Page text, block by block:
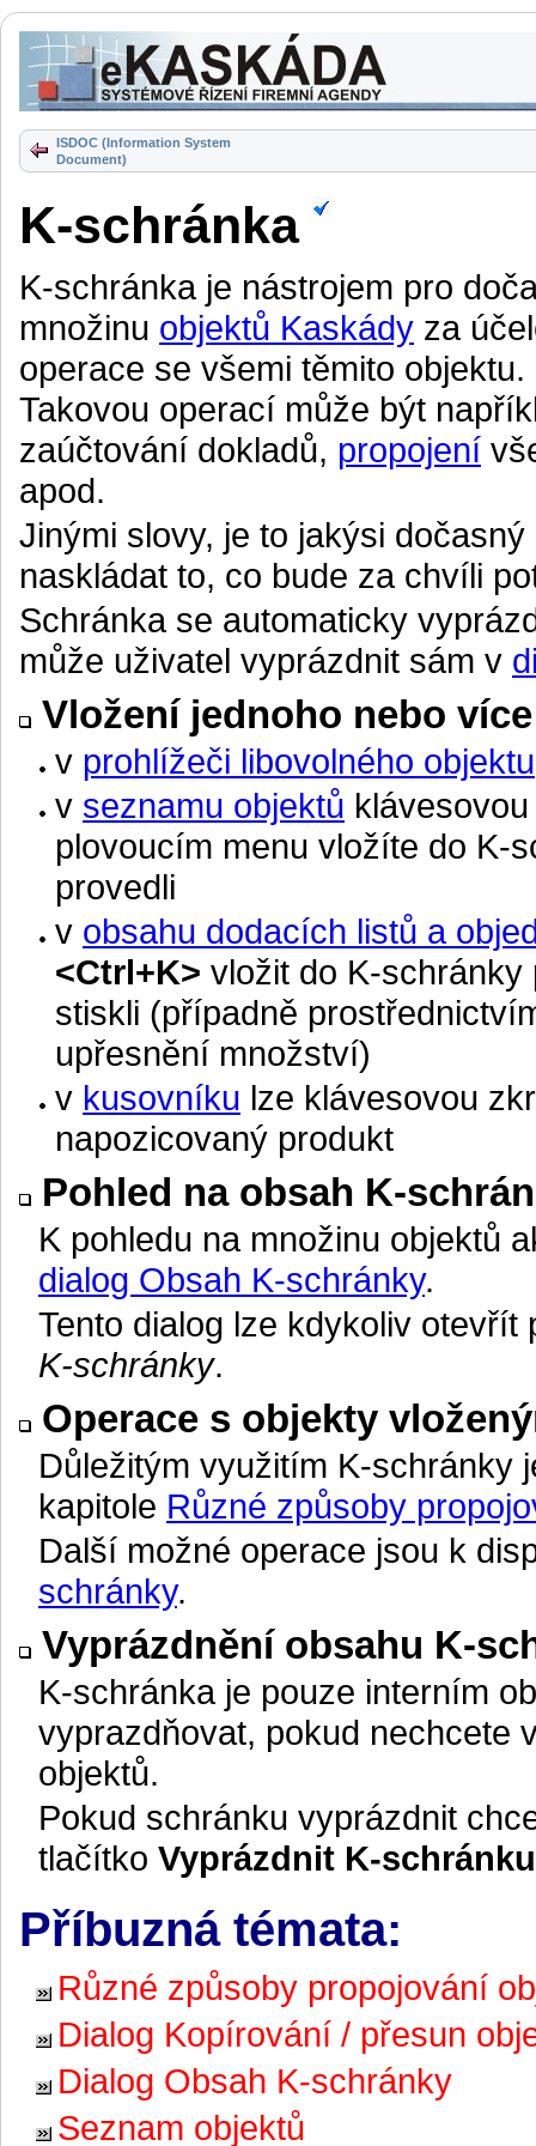
ISDOC (Information System
Document)
K-schránka
K-schránka je nástrojem pro
množinu objektů Kaskády za
operace se všemi těmito objektu.
Takovou operací může být
zaúčtování dokladů, propojení
apod.
Jinými slovy, je to jakýsi
naskládat to, co bude za chvíli
Schránka se automaticky
může uživatel vyprázdnit sám v
Vložení jednoho nebo
v prohlížeči libovolného objektu
v seznamu objektů
plovoucím menu vložíte do K-
provedli
v obsahu dodacích listů a
<Ctrl+K> vložit do K-
stiskli (případně
upřesnění množství)
v kusovníku lze klávesovou
napozicovaný produkt
Pohled na obsah K-
K pohledu na množinu objektů
dialog Obsah K-schránky.
Tento dialog lze kdykoliv
K-schránky.
Operace s objekty
Důležitým využitím K-schránky
kapitole Různé způsoby
Další možné operace jsou k
schránky.
Vyprázdnění obsahu K-
K-schránka je pouze interním
vyprazdňovat, pokud nechcete
objektů.
Pokud schránku vyprázdnit
tlačítko Vyprázdnit K-schránku
Příbuzná témata:
Různé způsoby propojování
Dialog Kopírování / přesun
Dialog Obsah K-schránky
Seznam objektů